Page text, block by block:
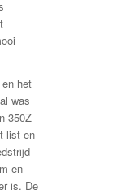
het
was
350Z
list en
en
is. De